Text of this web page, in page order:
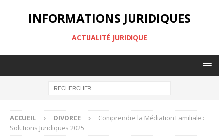
INFORMATIONS JURIDIQUES
ACTUALITÉ JURIDIQUE
ACCUEIL DIVORCE
Comprendre la Médiation Familiale :
Solutions Juridiques 2025